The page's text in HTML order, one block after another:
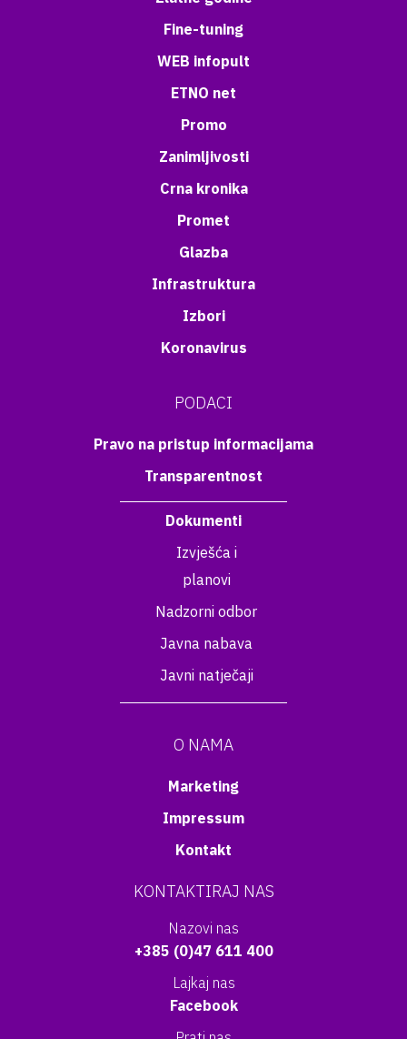
Fine-tuning
WEB infopult
ETNO net
Promo
Zanimljivosti
Crna kronika
Promet
Glazba
Infrastruktura
Izbori
Koronavirus
PODACI
Pravo na pristup informacijama
Transparentnost
Dokumenti
Izvješća i
planovi
Nadzorni odbor
Javna nabava
Javni natječaji
O NAMA
Marketing
Impressum
Kontakt
KONTAKTIRAJ NAS
Nazovi nas
+385 (0)47 611 400
Lajkaj nas
Facebook